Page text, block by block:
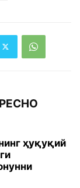
ҳуқуқий